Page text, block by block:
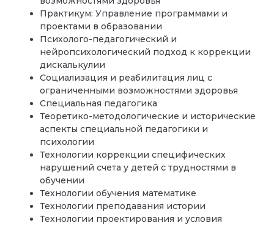
Практикум: Управление программами и
проектами в образовании
Психолого-педагогический и
нейропсихологический подход к коррекции
дискалькулии
Социализация и реабилитация лиц с
ограниченными возможностями здоровья
Специальная педагогика
Теоретико-методологические и исторические
аспекты специальной педагогики и
психологии
Технологии коррекции специфических
нарушений счета у детей с трудностями в
обучении
Технологии обучения математике
Технологии преподавания истории
Технологии проектирования и условия